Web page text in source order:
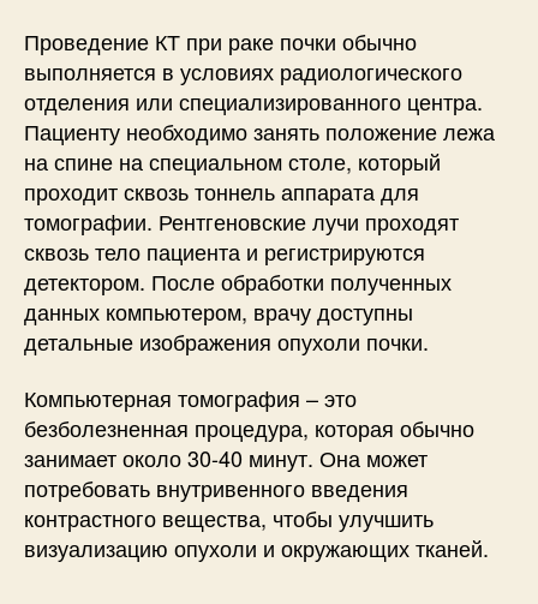
Проведение КТ при раке почки обычно
выполняется в условиях радиологического
отделения или специализированного центра.
Пациенту необходимо занять положение лежа
на спине на специальном столе, который
проходит сквозь тоннель аппарата для
томографии. Рентгеновские лучи проходят
сквозь тело пациента и регистрируются
детектором. После обработки полученных
данных компьютером, врачу доступны
детальные изображения опухоли почки.
Компьютерная томография – это
безболезненная процедура, которая обычно
занимает около 30-40 минут. Она может
потребовать внутривенного введения
контрастного вещества, чтобы улучшить
визуализацию опухоли и окружающих тканей.